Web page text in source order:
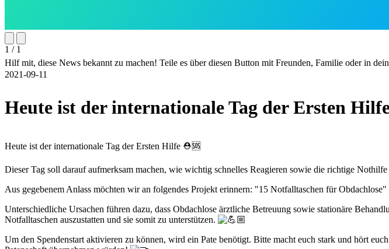
1 / 1
Hilf mit, diese News bekannt zu machen! Teile es über diesen Button mit Freunden, Familie oder in
2021-09-11
Heute ist der internationale Tag der Ersten
Heute ist der internationale Tag der Ersten Hilfe ⛑️🆘
Dieser Tag soll darauf aufmerksam machen, wie wichtig schnelles Reagieren sowie die richtige
Aus gegebenem Anlass möchten wir an folgendes Projekt erinnern: "15 Notfalltaschen für
Unterschiedliche Ursachen führen dazu, dass Obdachlose ärztliche Betreuung sowie stationäre
Notfalltaschen auszustatten und sie somit zu unterstützen.
Um den Spendenstart aktivieren zu können, wird ein Pate benötigt. Bitte macht euch stark und hört